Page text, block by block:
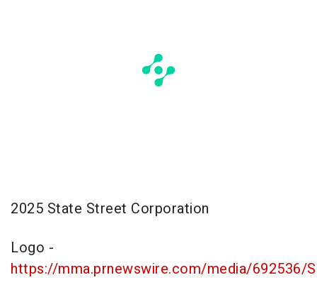
2025 State Street Corporation
Logo -
https://mma.prnewswire.com/media/692536/